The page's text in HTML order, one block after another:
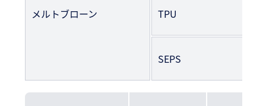
メルトブローン TPU
SEPS